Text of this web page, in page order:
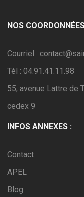
NOS
Courriel :
Tél : 04.91.41.11.98
55, avenue Lattre de
cedex 9
INFOS ANNEXES :
Contact
APEL
Blog